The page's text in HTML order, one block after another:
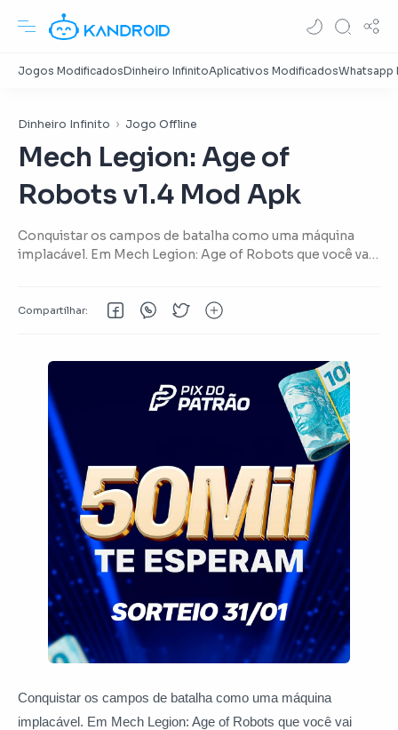
Dinheiro Infinito Jogo Offline
Mech Legion: Age of
Robots v1.4 Mod Apk
Conquistar os campos de batalha como uma máquina
implacável. Em Mech Legion: Age of Robots que você vai
Conquistar os campos de batalha como uma máquina
implacável. Em Mech Legion: Age of Robots que você vai